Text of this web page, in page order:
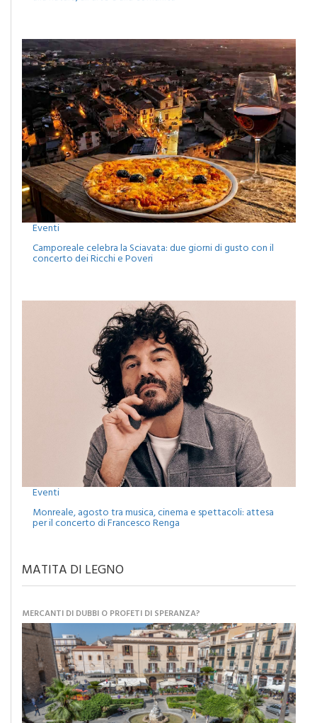
Eventi
Camporeale celebra la Sciavata: due giorni di gusto con il
concerto dei Ricchi e Poveri
Monreale, agosto tra musica, cinema e spettacoli: attesa
per il concerto di Francesco Renga